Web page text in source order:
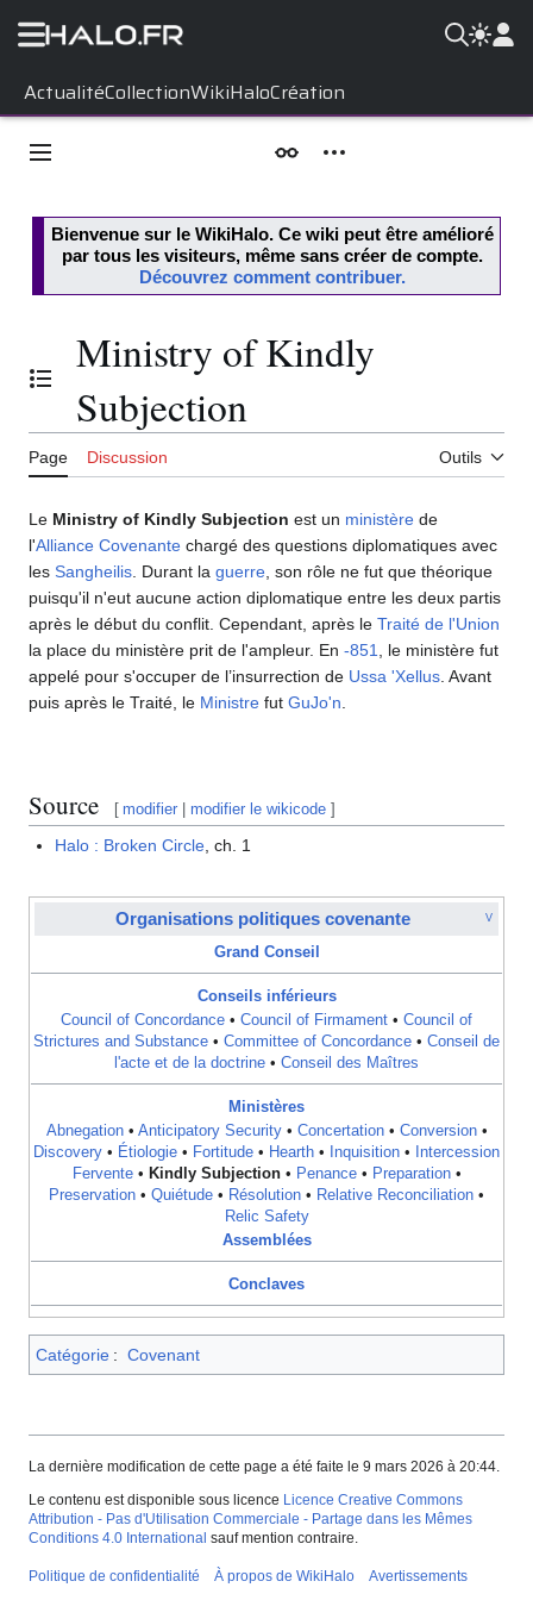
ActualitéCollectionWikiHaloCréation
contenu
Menu principal ApparenceOutils personnels
Bienvenue sur le WikiHalo. Ce wiki peut être amélioré
par tous les visiteurs, même sans créer de compte.
Découvrez comment contribuer.
Basculer la table des matières
Ministry of Kindly
Subjection
Page Discussion Outils
Le Ministry of Kindly Subjection est un ministère de
l'Alliance Covenante chargé des questions diplomatiques avec
les Sangheilis . Durant la guerre , son rôle ne fut que théorique
puisqu'il n'eut aucune action diplomatique entre les deux partis
après le début du conflit. Cependant, après le Traité de l'Union
la place du ministère prit de l'ampleur. En -851
, le ministère fut
appelé pour s'occuper de l’insurrection de Ussa 'Xellus . Avant
puis après le Traité, le Ministre fut GuJo'n
Source [ modifier |modifier le wikicode ]
Halo : Broken Circle, ch. 1
V
Organisations politiques covenante
Grand Conseil
Conseils inférieurs
Council of Concordance • Council of Firmament • Council of
Strictures and Substance • Committee of Concordance • Conseil de
l'acte et de la doctrine • Conseil des Maîtres
Ministères
Abnegation• Anticipatory Security• Concertation• Conversion•
Discovery • Étiologie • Fortitude • Hearth • Inquisition •
Intercession
Fervente• Kindly Subjection• Penance• Preparation•
Preservation • Quiétude • Résolution • Relative Reconciliation •
Relic Safety
Assemblées
Conclaves
Catégorie : Covenant
La dernière modification de cette page a été faite le 9 mars 2026 à 20:44.
Le contenu est disponible sous licence Licence Creative Commons
Attribution - Pas d'Utilisation Commerciale - Partage dans les Mêmes
Conditions 4.0 International sauf mention contraire.
Politique de confidentialité À propos de WikiHalo Avertissements